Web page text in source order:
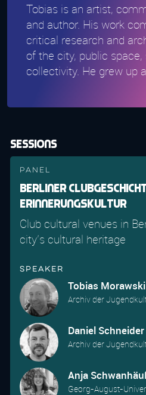
Tobias is an artist,
and author. His work
critical research and
of the city, public
collectivity. He grew up
Sessions
Panel
Berliner
Erinnerungskultur
Club cultural venues in
city's cultural heritage
Speaker
Tobias Morawski
Archiv der
Daniel Schneider
Archiv der
Anja
Georg-August-